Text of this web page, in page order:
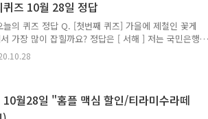
] Q. 베네팡의 자연주의 유아 화장품 비포레는
품입니다. OOO에 들어갈 단어는 무엇일까요? (초성
사 ] 저는 캐시닥/캐시위크의 퀴즈의 정답을 최대한
볼까 합니다. 앞으로 다양하고 많은..
즈 10월 28일 정답
의 퀴즈 정답 Q. [첫번째 퀴즈] 가을에 제철인 꽃게
가장 많이 잡힐까요? 정답은 [ 서해 ] 저는 국민은행
리브메이트 퀴즈의 정답을 최대한 빠르고 정확하게
로 다양하고 많은 퀴즈정답을 보다 손쉽게 알고 싶으시
트는 KB금융그룹 국민은행 금융 어플로 보유하고 있
월28일 "홈플 맥심 할인/티라미수라떼